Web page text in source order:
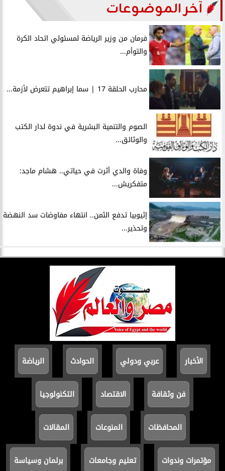
آخر الموضوعات
فرمان من وزير الرياضة لمسئولي اتحاد الكرة
والتوأم...
محارب الحلقة 17 | سما إبراهيم تتعرض لأزمة...
الصوم والتنمية البشرية في ندوة لدار الكتب
والوثائق...
وفاة والدي أثرت في حياتي.. هشام ماجد:
متفكريش...
إثيوبيا تدفع الثمن.. انتهاء مفاوضات سد النهضة
وتحذير...
الأخبار عربي ودولي الحوادث الرياضة
فن وثقافة الاقتصاد التكنولوجيا
المحافظات المنوعات المقالات
مؤتمرات وندوات تعليم وجامعات برلمان وسياسة